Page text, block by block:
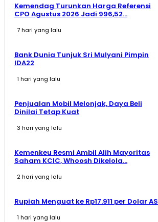
Kemendag Turunkan Harga Referensi
CPO Agustus 2026 Jadi 996,52...
7 hari yang lalu
Bank Dunia Tunjuk Sri Mulyani Pimpin
IDA22
1 hari yang lalu
Penjualan Mobil Melonjak, Daya Beli
Dinilai Tetap Kuat
3 hari yang lalu
Kemenkeu Resmi Ambil Alih Mayoritas
Saham KCIC, Whoosh Dikelola...
2 hari yang lalu
Rupiah Menguat ke Rp17.911 per Dolar AS
1 hari yang lalu